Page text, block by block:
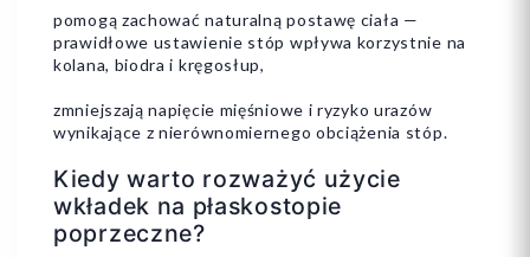
pomogą zachować naturalną postawę ciała —
prawidłowe ustawienie stóp wpływa korzystnie na
kolana, biodra i kręgosłup,
zmniejszają napięcie mięśniowe i ryzyko urazów
wynikające z nierównomiernego obciążenia stóp.
Kiedy warto rozważyć użycie
wkładek na płaskostopie
poprzeczne?